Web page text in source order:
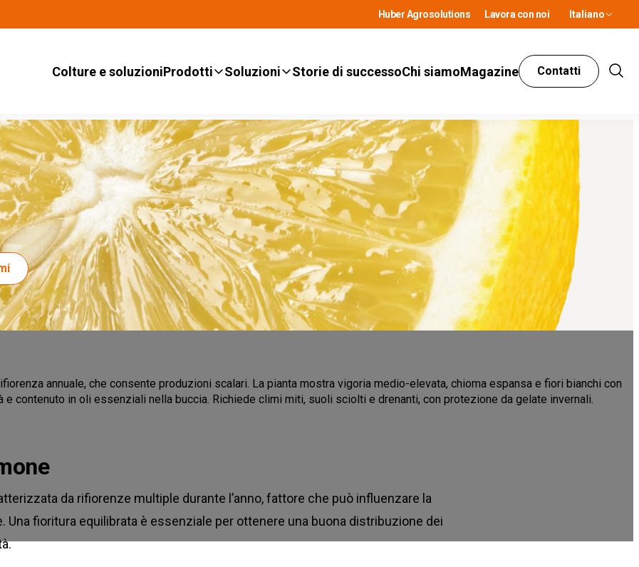
Huber Agrosolutions Lavora con noi Italiano
Colture e soluzioniProdotti Soluzioni Storie di successoChi siamoMagazine Contatti
Show
annuale, che consente produzioni scalari. La pianta mostra vigoria medio-elevata, chioma espansa e fiori bianchi con
contenuto in oli essenziali nella buccia. Richiede climi miti, suoli sciolti e drenanti, con protezione da gelate invernali.
da rifiorenze multiple durante l’anno, fattore che può influenzare la
Una fioritura equilibrata è essenziale per ottenere una buona distribuzione dei